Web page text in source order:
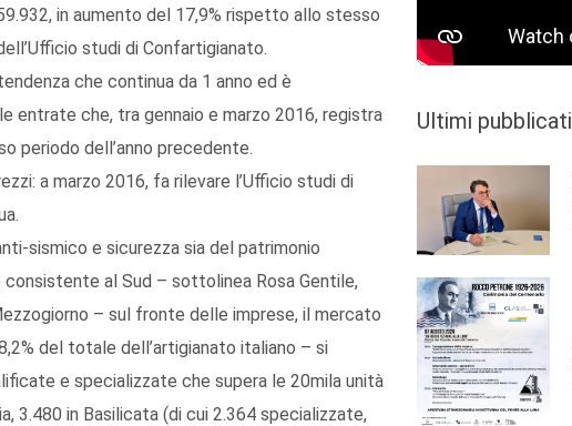
in aumento del 17,9% rispetto allo stesso
studi di Confartigianato.
che continua da 1 anno ed è
entrate che, tra gennaio e marzo 2016, registra
periodo dell’anno precedente.
a marzo 2016, fa rilevare l’Ufficio studi di
sismico e sicurezza sia del patrimonio
al Sud – sottolinea Rosa Gentile,
– sul fronte delle imprese, il mercato
del totale dell’artigianato italiano – si
e specializzate che supera le 20mila unità
3.480 in Basilicata (di cui 2.364 specializzate,
Ultimi pubblicati